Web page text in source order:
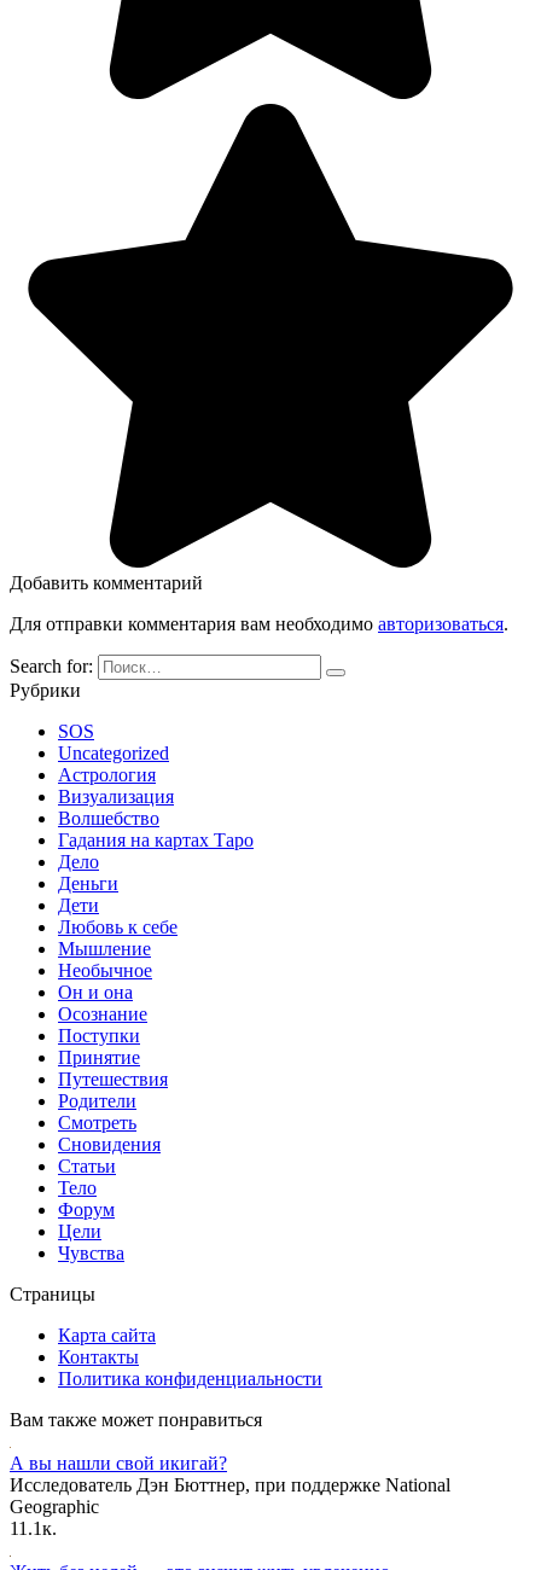
Добавить комментарий
Для отправки комментария вам необходимо авторизоваться.
Search for:
Рубрики
SOS
Uncategorized
Астрология
Визуализация
Волшебство
Гадания на картах Таро
Дело
Деньги
Дети
Любовь к себе
Мышление
Необычное
Он и она
Осознание
Поступки
Принятие
Путешествия
Родители
Смотреть
Сновидения
Статьи
Тело
Форум
Цели
Чувства
Страницы
Карта сайта
Контакты
Политика конфиденциальности
Вам также может понравиться
А вы нашли свой икигай?
Исследователь Дэн Бюттнер, при поддержке National
Geographic
11.1к.